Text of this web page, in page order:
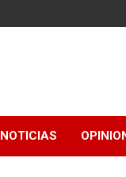
NOTICIAS